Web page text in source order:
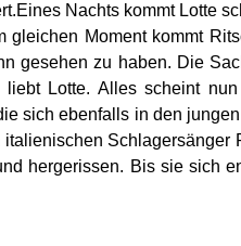
Nachts kommt Lotte
gleichen Moment kommt
gesehen zu haben. Die
Lotte. Alles scheint
sich ebenfalls in den
Schlagersänger
hergerissen. Bis sie sich